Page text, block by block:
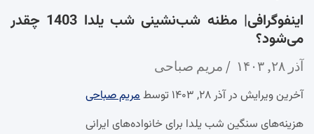
اینفوگرافی| مظنه شب‌نشینی شب یلدا 1403 چقدر
می‌شود؟
آذر ۲۸, ۱۴۰۳ مریم صباحی
آخرین ویرایش در آذر ۲۸, ۱۴۰۳ توسط
مریم صباحی
هزینه‌های سنگین شب یلدا برای خانواده‌های ایرانی